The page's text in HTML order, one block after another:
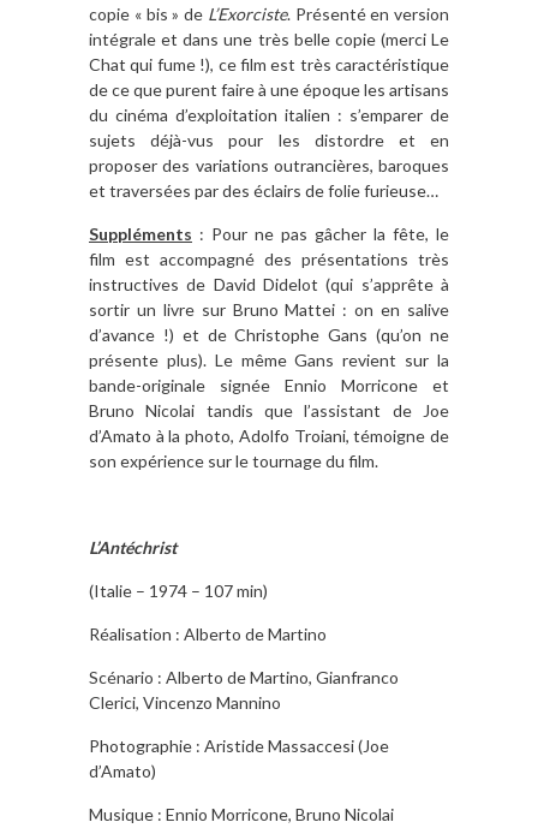
copie « bis » de L’Exorciste. Présenté en version
intégrale et dans une très belle copie (merci Le
Chat qui fume !), ce film est très caractéristique
de ce que purent faire à une époque les artisans
du cinéma d’exploitation italien : s’emparer de
sujets déjà-vus pour les distordre et en
proposer des variations outrancières, baroques
et traversées par des éclairs de folie furieuse…
Suppléments : Pour ne pas gâcher la fête, le
film est accompagné des présentations très
instructives de David Didelot (qui s’apprête à
sortir un livre sur Bruno Mattei : on en salive
d’avance !) et de Christophe Gans (qu’on ne
présente plus). Le même Gans revient sur la
bande-originale signée Ennio Morricone et
Bruno Nicolai tandis que l’assistant de Joe
d’Amato à la photo, Adolfo Troiani, témoigne de
son expérience sur le tournage du film.
L’Antéchrist
(Italie – 1974 – 107 min)
Réalisation : Alberto de Martino
Scénario : Alberto de Martino, Gianfranco
Clerici, Vincenzo Mannino
Photographie : Aristide Massaccesi (Joe
d’Amato)
Musique : Ennio Morricone, Bruno Nicolai